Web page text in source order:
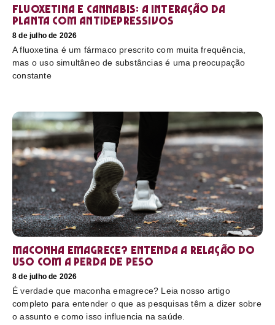
Fluoxetina e Cannabis: a interação da
planta com antidepressivos
8 de julho de 2026
A fluoxetina é um fármaco prescrito com muita frequência,
mas o uso simultâneo de substâncias é uma preocupação
constante
Maconha emagrece? Entenda a relação do
uso com a perda de peso
8 de julho de 2026
É verdade que maconha emagrece? Leia nosso artigo
completo para entender o que as pesquisas têm a dizer sobre
o assunto e como isso influencia na saúde.